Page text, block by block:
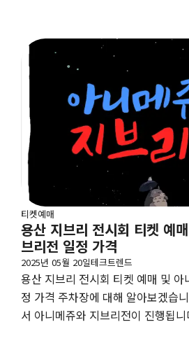
티켓예매
용산 지브리 전시회 티켓 예
브리전 일정 가격
2025년 05월 20일테크트렌드
용산 지브리 전시회 티켓 예매 및 아
정 가격 주차장에 대해 알아보겠습
서 아니메쥬와 지브리전이 진행됩